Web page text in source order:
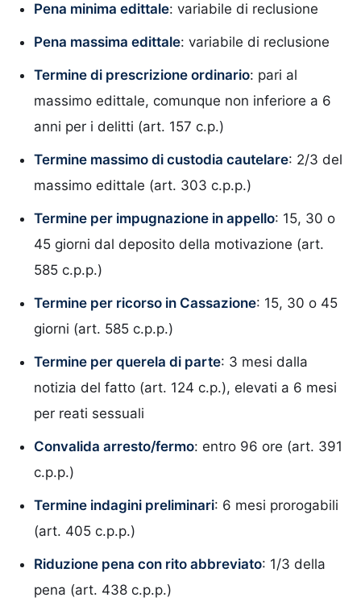
Pena minima edittale: variabile di reclusione
Pena massima edittale: variabile di reclusione
Termine di prescrizione ordinario: pari al
massimo edittale, comunque non inferiore a 6
anni per i delitti (art. 157 c.p.)
Termine massimo di custodia cautelare: 2/3 del
massimo edittale (art. 303 c.p.p.)
Termine per impugnazione in appello: 15, 30 o
45 giorni dal deposito della motivazione (art.
585 c.p.p.)
Termine per ricorso in Cassazione: 15, 30 o 45
giorni (art. 585 c.p.p.)
Termine per querela di parte: 3 mesi dalla
notizia del fatto (art. 124 c.p.), elevati a 6 mesi
per reati sessuali
Convalida arresto/fermo: entro 96 ore (art. 391
c.p.p.)
Termine indagini preliminari: 6 mesi prorogabili
(art. 405 c.p.p.)
Riduzione pena con rito abbreviato: 1/3 della
pena (art. 438 c.p.p.)